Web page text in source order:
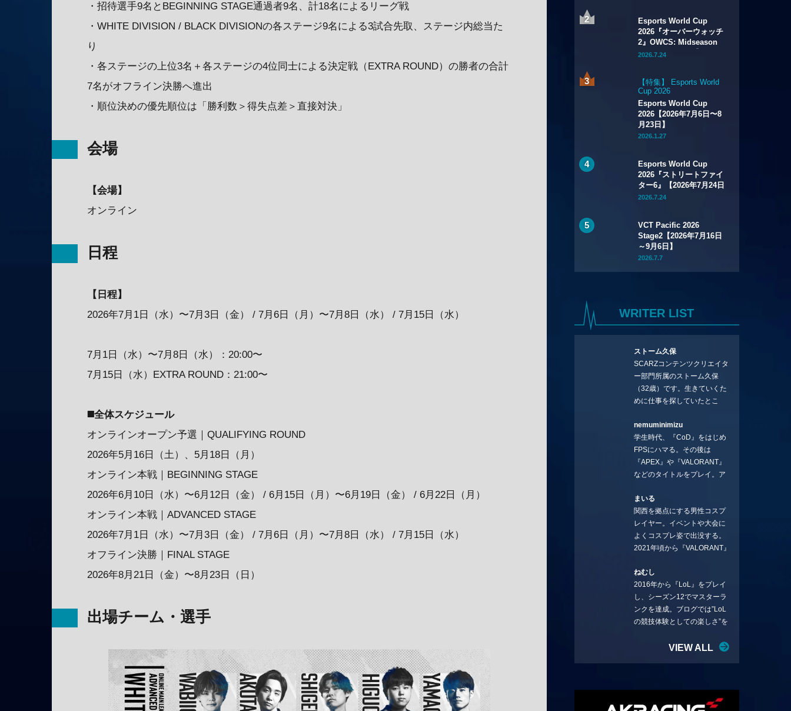
・招待選手9名とBEGINNING STAGE通過者9名、計18名によるリーグ戦
・WHITE DIVISION / BLACK DIVISIONの各ステージ9名による3試合先取、ステージ内総当た
り
・各ステージの上位3名＋各ステージの4位同士による決定戦（EXTRA ROUND）の勝者の合計
7名がオフライン決勝へ進出
・順位決めの優先順位は「勝利数＞得失点差＞直接対決」
会場
【会場】
オンライン
日程
【日程】
2026年7月1日（水）〜7月3日（金） / 7月6日（月）〜7月8日（水） / 7月15日（水）
7月1日（水）〜7月8日（水）：20:00〜
7月15日（水）EXTRA ROUND：21:00〜
◼️全体スケジュール
オンラインオープン予選｜QUALIFYING ROUND
2026年5月16日（土）、5月18日（月）
オンライン本戦｜BEGINNING STAGE
2026年6月10日（水）〜6月12日（金） / 6月15日（月）〜6月19日（金） / 6月22日（月）
オンライン本戦｜ADVANCED STAGE
2026年7月1日（水）〜7月3日（金） / 7月6日（月）〜7月8日（水） / 7月15日（水）
オフライン決勝｜FINAL STAGE
2026年8月21日（金）〜8月23日（日）
出場チーム・選手
Esports World Cup
2026『オーバーウォッチ
2』OWCS: Midseason
Championship【2026年
2026.7.24
【特集】 Esports World
Cup 2026
Esports World Cup
2026【2026年7月6日〜8
月23日】
2026.1.27
Esports World Cup
2026『ストリートファイ
ター6』【2026年7月24日
～8月1日】
2026.7.24
VCT Pacific 2026
Stage2【2026年7月16日
～9月6日】
2026.7.7
WRITER LIST
ストーム久保
SCARZコンテンツクリエイタ
ー部門所属のストーム久保
（32歳）です。生きていくた
めに仕事を探していたとこ
コラムを連載させてもらえる
ことになりました。言いたい
ことを言っていきます。X：
https://x.com/stormKUBO
YouTube：
rmKUBO
nemuminimizu
学生時代、『CoD』をはじめ
FPSにハマる。その後は
『APEX』や『VALORANT』
などのタイトルをプレイ。ア
BGMなどを手掛ける作曲家と
フリーランスのライターの二
足の草鞋を履いて幅広く活動
中。無類のラーメン好き！
Twitter:@ongakucas
まいる
関西を拠点にする男性コスプ
レイヤー。イベントや大会に
よくコスプレ姿で出没する。
2021年頃から『VALORANT』
続ける。現在の推しチームは
「CREST GAMING」。X：
@mlunias（Photo by
Subaru.F.）
ねむし
2016年から『LoL』をプレイ
し、シーズン12でマスターラ
ンクを達成。ブログでは”LoL
の競技体験としての楽しさ”を
リーを愛し、元ADCメイン
VIEW ALL